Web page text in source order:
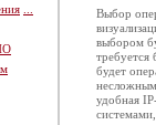
Выбор
выбором
будет
несложным
удобная